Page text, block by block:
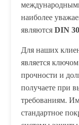
наиболее
являютсяDIN
Для наших
является
прочности и
получаете при
требованиям.
стандартное